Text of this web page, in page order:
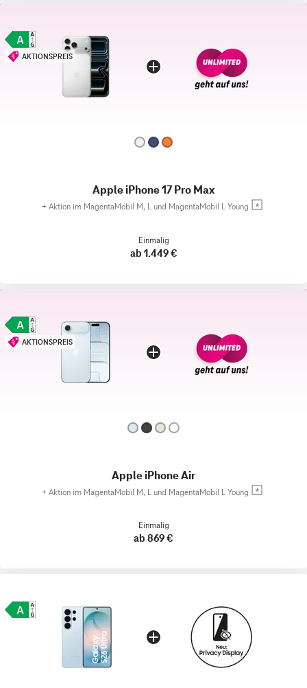
AKTIONSPREIS
Apple iPhone 17 Pro Max
+ Aktion im MagentaMobil M, L und MagentaMobil L Young
Einmalig
ab 1.449 €
AKTIONSPREIS
Apple iPhone Air
+ Aktion im MagentaMobil M, L und MagentaMobil L Young
Einmalig
ab 869 €